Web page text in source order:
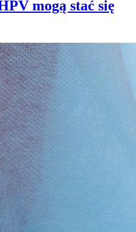
mogą stać się